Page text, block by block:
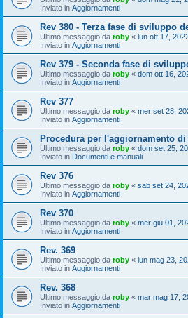
Inviato in Aggiornamenti
Rev 380 - Terza fase di sviluppo
Ultimo messaggio da roby « lun ott 17,
Inviato in Aggiornamenti
Rev 379 - Seconda fase di
Ultimo messaggio da roby « dom ott 16,
Inviato in Aggiornamenti
Rev 377
Ultimo messaggio da roby « mer set 28,
Inviato in Aggiornamenti
Procedura per l'aggiornamento
Ultimo messaggio da roby « dom set 25,
Inviato in Documenti e manuali
Rev 376
Ultimo messaggio da roby « sab set 24,
Inviato in Aggiornamenti
Rev 370
Ultimo messaggio da roby « mer giu 01,
Inviato in Aggiornamenti
Rev. 369
Ultimo messaggio da roby « lun mag 23,
Inviato in Aggiornamenti
Rev. 368
Ultimo messaggio da roby « mar mag 17,
Inviato in Aggiornamenti